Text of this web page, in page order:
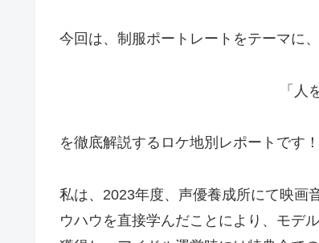
今回は、制服ポートレートをテーマに
「人
を徹底解説するロケ地別レポートです！
私は、2023年度、声優養成所にて映画
ウハウを直接学んだことにより、モデ